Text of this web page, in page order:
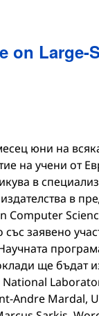
on Large-
юни на
на учени от
в
в
Computer
заявено
ще бъдат
Andre Mardal,